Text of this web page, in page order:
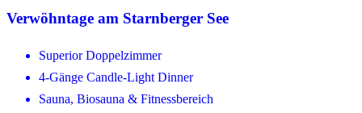
Verwöhntage am Starnberger See
Superior Doppelzimmer
4-Gänge Candle-Light Dinner
Sauna, Biosauna & Fitnessbereich